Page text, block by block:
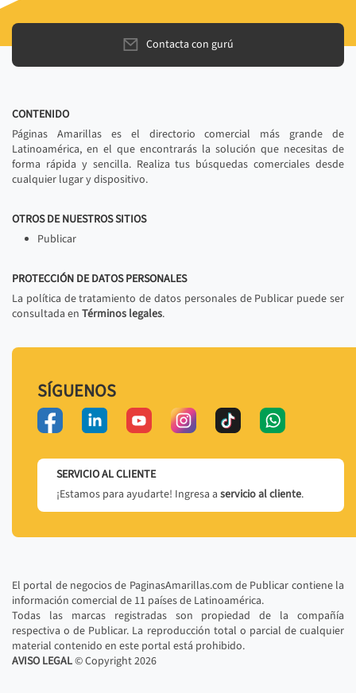
Contacta con gurú
CONTENIDO
Páginas Amarillas es el directorio comercial más grande de
Latinoamérica, en el que encontrarás la solución que necesitas de
forma rápida y sencilla. Realiza tus búsquedas comerciales desde
cualquier lugar y dispositivo.
OTROS DE NUESTROS SITIOS
Publicar
PROTECCIÓN DE DATOS PERSONALES
La política de tratamiento de datos personales de Publicar puede ser
consultada en Términos legales.
SÍGUENOS
SERVICIO AL CLIENTE
¡Estamos para ayudarte! Ingresa a servicio al cliente.
El portal de negocios de PaginasAmarillas.com de Publicar contiene la
información comercial de 11 países de Latinoamérica.
Todas las marcas registradas son propiedad de la compañía
respectiva o de Publicar. La reproducción total o parcial de cualquier
material contenido en este portal está prohibido.
AVISO LEGAL© Copyright2026